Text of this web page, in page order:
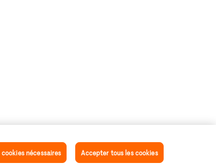
nécessaires Accepter tous les cookies